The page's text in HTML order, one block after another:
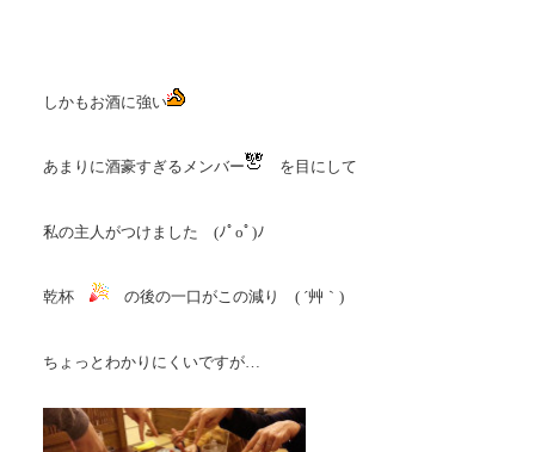
しかもお酒に強い
あまりに酒豪すぎるメンバー を目にして
私の主人がつけました (ﾉﾟοﾟ)ﾉ
乾杯 の後の一口がこの減り ( ´艸｀)
ちょっとわかりにくいですが…